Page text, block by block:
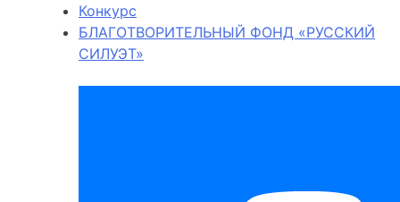
Конкурс
БЛАГОТВОРИТЕЛЬНЫЙ ФОНД «РУССКИЙ
СИЛУЭТ»